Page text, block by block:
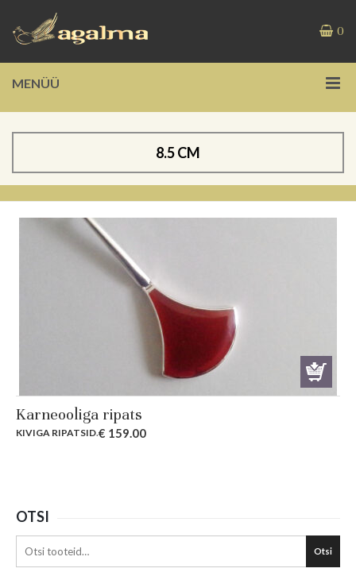
0
MENÜÜ
8.5 CM
Karneooliga ripats
KIVIGA RIPATSID.€ 159.00
OTSI
Otsi